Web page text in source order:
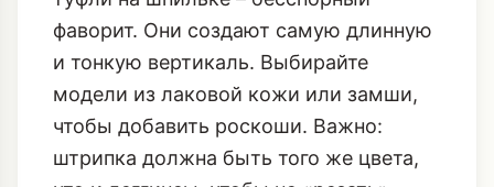
свою задачу по фиксации и
визуальному удлинению. Остроносые
туфли на шпильке – бесспорный
фаворит. Они создают самую длинную
и тонкую вертикаль. Выбирайте
модели из лаковой кожи или замши,